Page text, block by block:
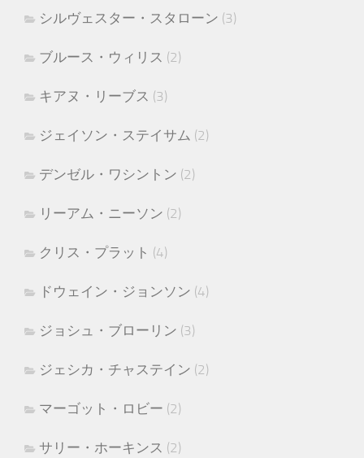
シルヴェスター・スタローン (3)
ブルース・ウィリス (2)
キアヌ・リーブス (3)
ジェイソン・ステイサム (2)
デンゼル・ワシントン (2)
リーアム・ニーソン (2)
クリス・プラット (4)
ドウェイン・ジョンソン (4)
ジョシュ・ブローリン (3)
ジェシカ・チャステイン (2)
マーゴット・ロビー (2)
サリー・ホーキンス (2)